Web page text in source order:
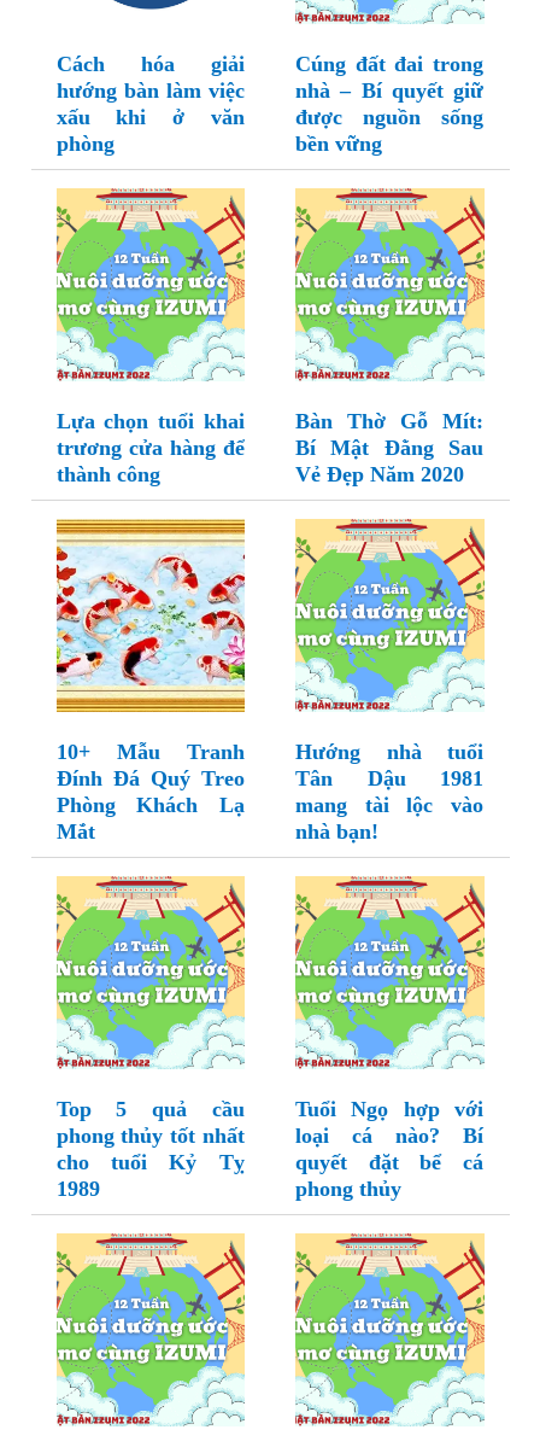
Cách hóa giải
hướng bàn làm việc
xấu khi ở văn
phòng
Cúng đất đai trong
nhà – Bí quyết giữ
được nguồn sống
bền vững
Lựa chọn tuổi khai
trương cửa hàng để
thành công
Bàn Thờ Gỗ Mít:
Bí Mật Đằng Sau
Vẻ Đẹp Năm 2020
10+ Mẫu Tranh
Đính Đá Quý Treo
Phòng Khách Lạ
Mắt
Hướng nhà tuổi
Tân Dậu 1981
mang tài lộc vào
nhà bạn!
Top 5 quả cầu
phong thủy tốt nhất
cho tuổi Kỷ Tỵ
1989
Tuổi Ngọ hợp với
loại cá nào? Bí
quyết đặt bể cá
phong thủy